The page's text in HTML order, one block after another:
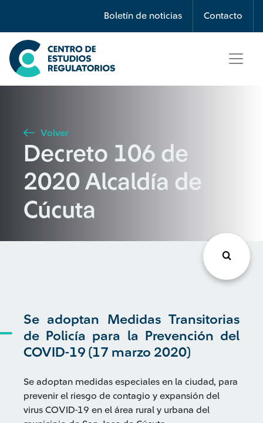
Boletín de noticias Contacto
Búsqueda
Seleccione país
Buscar
Volver
Decreto 106 de
2020 Alcaldía de
Cúcuta
Se adoptan Medidas Transitorias
de Policía para la Prevención del
COVID-19 (17 marzo 2020)
Se adoptan medidas especiales en la ciudad, para
prevenir el riesgo de contagio y expansión del
virus COVID-19 en el área rural y urbana del